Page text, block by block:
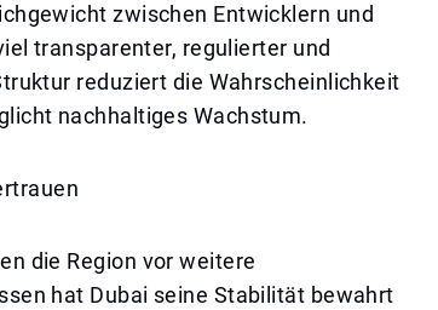
zwischen Entwicklern und
transparenter, regulierter und
reduziert die Wahrscheinlichkeit
nachhaltiges Wachstum.
die Region vor weitere
hat Dubai seine Stabilität bewahrt